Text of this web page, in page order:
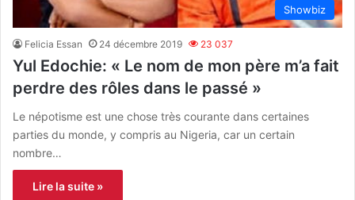
Showbiz
Felicia Essan 24 décembre 2019 23 037
Yul Edochie: « Le nom de mon père m’a fait
perdre des rôles dans le passé »
Le népotisme est une chose très courante dans certaines
parties du monde, y compris au Nigeria, car un certain
nombre…
Lire la suite »